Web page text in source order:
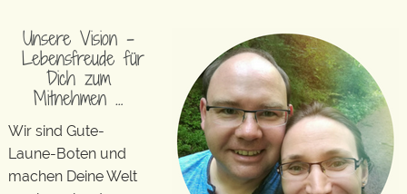
Unsere Vision –
Lebensfreude für
Dich zum
Mitnehmen …
Wir sind Gute-
Laune-Boten und
machen Deine Welt